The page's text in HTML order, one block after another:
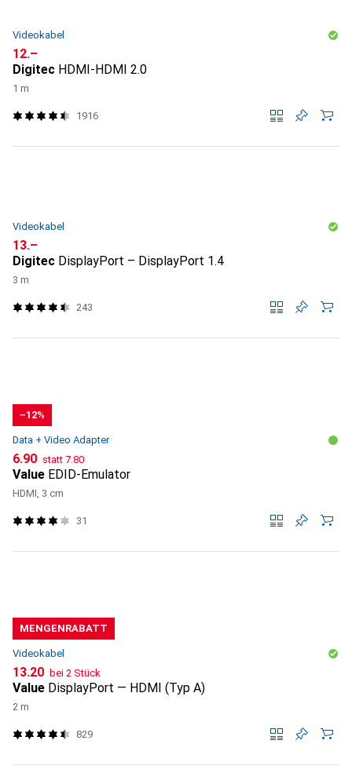
Videokabel
CHF
12.–
Digitec HDMI-HDMI 2.0
1 m
1916
Videokabel
CHF
13.–
Digitec DisplayPort – DisplayPort 1.4
3 m
243
−12%
Data + Video Adapter
CHF
6.90 statt CHF
7.80
Value EDID-Emulator
HDMI, 3 cm
31
MENGENRABATT
Videokabel
CHF
13.20 bei 2 Stück
Value DisplayPort — HDMI (Typ A)
2 m
829